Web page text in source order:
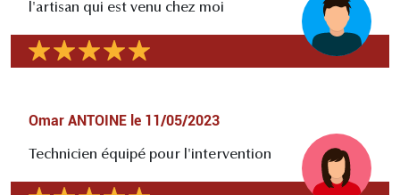
l'artisan qui est venu chez moi
Omar ANTOINE le 11/05/2023
Technicien équipé pour l'intervention